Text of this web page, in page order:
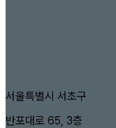
서울특별시 서초구
반포대로 65, 3층